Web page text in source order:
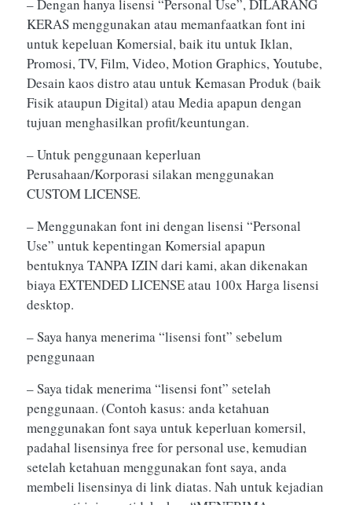
– Dengan hanya lisensi “Personal Use”, DILARANG
KERAS menggunakan atau memanfaatkan font ini
untuk kepeluan Komersial, baik itu untuk Iklan,
Promosi, TV, Film, Video, Motion Graphics, Youtube,
Desain kaos distro atau untuk Kemasan Produk (baik
Fisik ataupun Digital) atau Media apapun dengan
tujuan menghasilkan profit/keuntungan.
– Untuk penggunaan keperluan
Perusahaan/Korporasi silakan menggunakan
CUSTOM LICENSE.
– Menggunakan font ini dengan lisensi “Personal
Use” untuk kepentingan Komersial apapun
bentuknya TANPA IZIN dari kami, akan dikenakan
biaya EXTENDED LICENSE atau 100x Harga lisensi
desktop.
– Saya hanya menerima “lisensi font” sebelum
penggunaan
– Saya tidak menerima “lisensi font” setelah
penggunaan. (Contoh kasus: anda ketahuan
menggunakan font saya untuk keperluan komersil,
padahal lisensinya free for personal use, kemudian
setelah ketahuan menggunakan font saya, anda
membeli lisensinya di link diatas. Nah untuk kejadian